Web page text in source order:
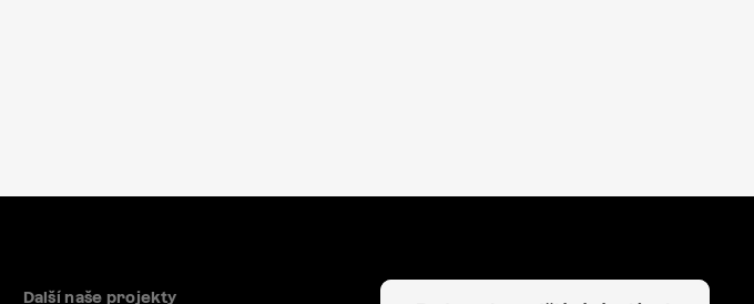
Další naše projekty